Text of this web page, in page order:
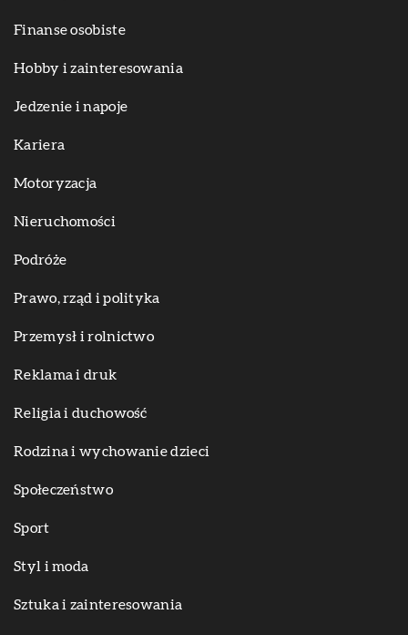
Finanse osobiste
Hobby i zainteresowania
Jedzenie i napoje
Kariera
Motoryzacja
Nieruchomości
Podróże
Prawo, rząd i polityka
Przemysł i rolnictwo
Reklama i druk
Religia i duchowość
Rodzina i wychowanie dzieci
Społeczeństwo
Sport
Styl i moda
Sztuka i zainteresowania